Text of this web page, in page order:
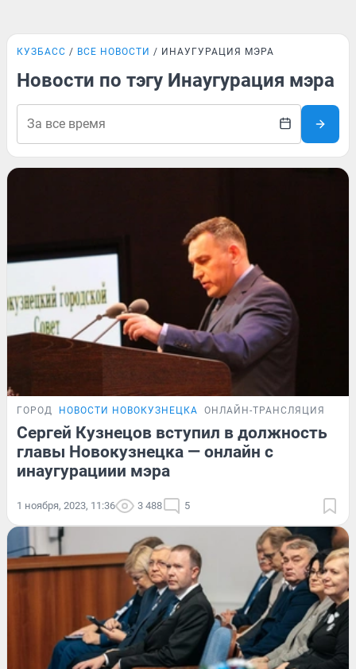
КУЗБАСС ВСЕ НОВОСТИ ИНАУГУРАЦИЯ МЭРА
Новости по тэгу Инаугурация мэра
ГОРОД НОВОСТИ НОВОКУЗНЕЦКА ОНЛАЙН-ТРАНСЛЯЦИЯ
Сергей Кузнецов вступил в должность
главы Новокузнецка — онлайн с
инаугурациии мэра
1 ноября, 2023, 11:36 3 488 5